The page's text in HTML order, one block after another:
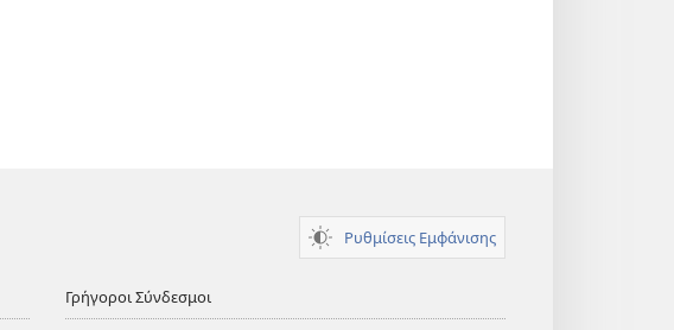
Ρυθμίσεις Εμφάνισης
Γρήγοροι Σύνδεσμοι